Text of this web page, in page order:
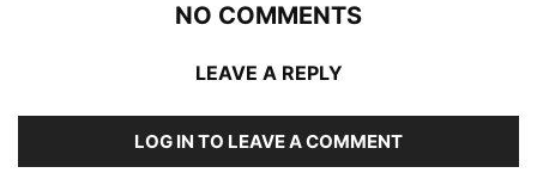
NO COMMENTS
LEAVE A REPLY
LOG IN TO LEAVE A COMMENT